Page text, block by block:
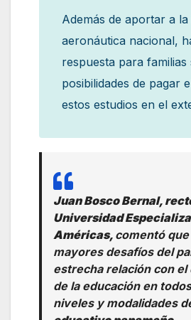
Además de aportar a la
aeronáutica nacional,
respuesta para familias
posibilidades de pagar
estos estudios en el
Juan Bosco Bernal,
Universidad
Américas, comentó
mayores desafíos del
estrecha relación con
de la educación en
niveles y modalidades